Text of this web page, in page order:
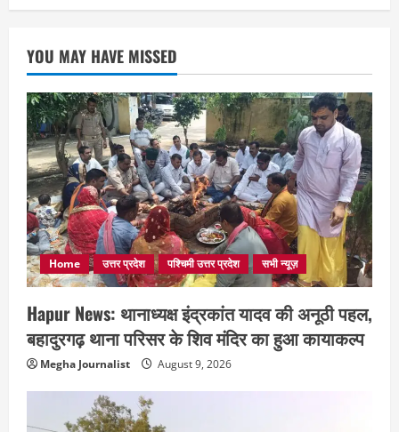
YOU MAY HAVE MISSED
Home उत्तर प्रदेश पश्चिमी उत्तर प्रदेश सभी न्यूज़
Hapur News: थानाध्यक्ष इंद्रकांत यादव की अनूठी पहल,
बहादुरगढ़ थाना परिसर के शिव मंदिर का हुआ कायाकल्प
Megha Journalist August 9, 2026